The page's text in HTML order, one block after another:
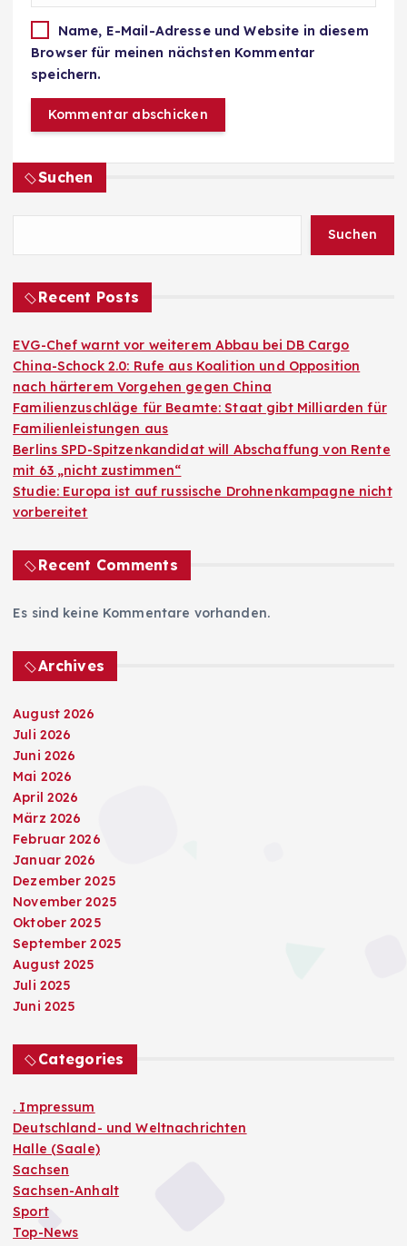
Name, E-Mail-Adresse und Website in diesem
Browser für meinen nächsten Kommentar
speichern.
Suchen
Suchen
Recent Posts
EVG-Chef warnt vor weiterem Abbau bei DB Cargo
China-Schock 2.0: Rufe aus Koalition und Opposition
nach härterem Vorgehen gegen China
Familienzuschläge für Beamte: Staat gibt Milliarden für
Familienleistungen aus
Berlins SPD-Spitzenkandidat will Abschaffung von Rente
mit 63 „nicht zustimmen“
Studie: Europa ist auf russische Drohnenkampagne nicht
vorbereitet
Recent Comments
Es sind keine Kommentare vorhanden.
Archives
August 2026
Juli 2026
Juni 2026
Mai 2026
April 2026
März 2026
Februar 2026
Januar 2026
Dezember 2025
November 2025
Oktober 2025
September 2025
August 2025
Juli 2025
Juni 2025
Categories
. Impressum
Deutschland- und Weltnachrichten
Halle (Saale)
Sachsen
Sachsen-Anhalt
Sport
Top-News